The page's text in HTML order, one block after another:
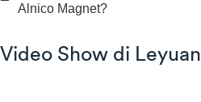
Alnico Magnet?
Video Show di Leyuan